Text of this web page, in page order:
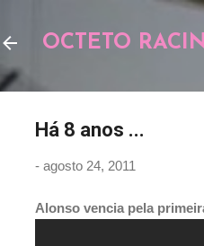
OCTETO
Há 8 anos ...
- agosto 24, 2011
Alonso vencia pela